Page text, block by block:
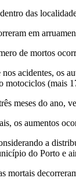
das
em
de mortos
acidentes, os
motociclos
meses do ano,
os aumentos
a
do Porto e